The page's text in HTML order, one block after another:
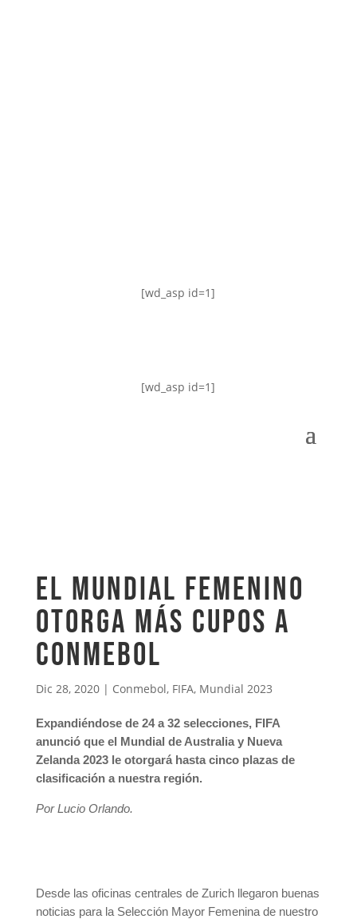
[wd_asp id=1]
[wd_asp id=1]
El Mundial Femenino
otorga más cupos a
CONMEBOL
Dic 28, 2020| Conmebol, FIFA, Mundial 2023
Expandiéndose de 24 a 32 selecciones, FIFA
anunció que el Mundial de Australia y Nueva
Zelanda 2023 le otorgará hasta cinco plazas de
clasificación a nuestra región.
Por Lucio Orlando.
Desde las oficinas centrales de Zurich llegaron buenas
noticias para la Selección Mayor Femenina de nuestro